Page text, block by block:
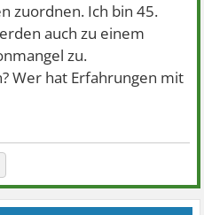
zuordnen. Ich bin 45.
auch zu einem
zu.
Wer hat Erfahrungen mit